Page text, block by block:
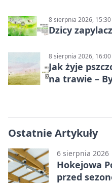
8 sierpnia 2026, 15:30
Dzicy
8 sierpnia 2026, 16:00
Jak żyje
na trawie –
Ostatnie Artykuły
6 sierpnia 2026
Hokejowa
przed